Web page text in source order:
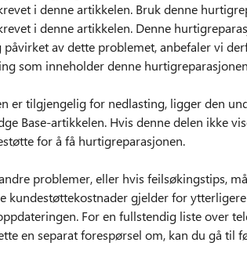
i denne artikkelen. Bruk denne
i denne artikkelen. Denne
av dette problemet, anbefaler vi
som inneholder denne
er tilgjengelig for nedlasting, ligger den
Base-artikkelen. Hvis denne delen ikke
for å få hurtigreparasjonen.
problemer, eller hvis feilsøkingstips,
kundestøttekostnader gjelder for
For en fullstendig liste over
en separat forespørsel om, kan du gå til